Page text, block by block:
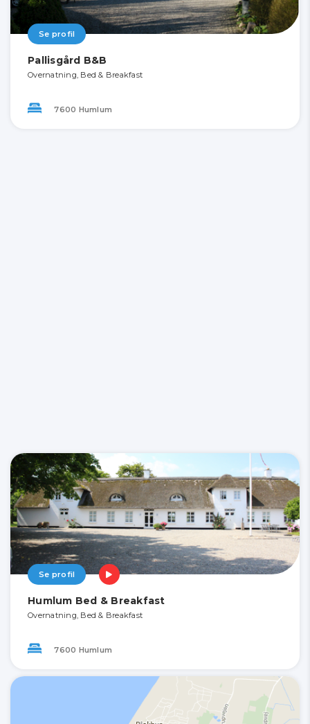
Se profil
Pallisgård B&B
Overnatning, Bed & Breakfast
7600 Humlum
Se profil
Humlum Bed & Breakfast
Overnatning, Bed & Breakfast
7600 Humlum